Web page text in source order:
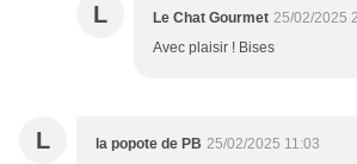
L Le Chat Gourmet 25/02/2025
Avec plaisir ! Bises
L la popote de PB 25/02/2025 11:03